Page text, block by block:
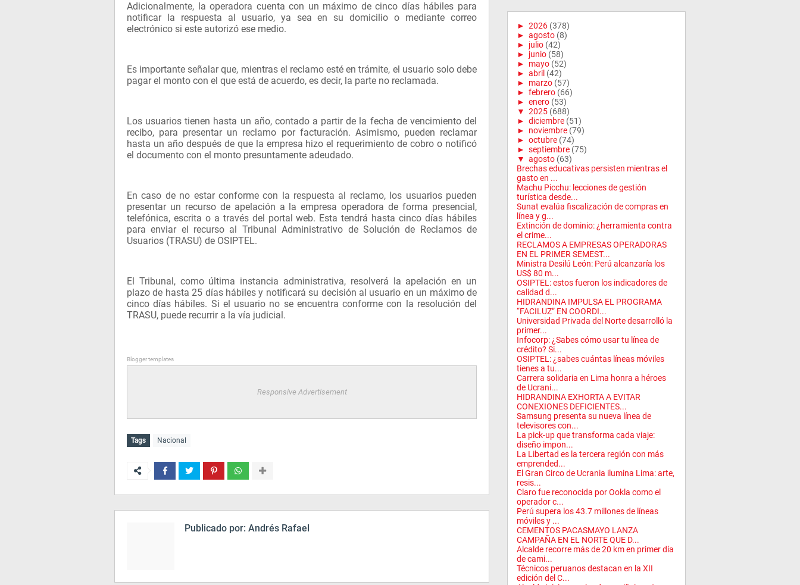
Adicionalmente, la operadora cuenta con un máximo de cinco días hábiles para
notificar la respuesta al usuario, ya sea en su domicilio o mediante correo
electrónico si este autorizó ese medio.
Es importante señalar que, mientras el reclamo esté en trámite, el usuario solo debe
pagar el monto con el que está de acuerdo, es decir, la parte no reclamada.
Los usuarios tienen hasta un año, contado a partir de la fecha de vencimiento del
recibo, para presentar un reclamo por facturación. Asimismo, pueden reclamar
hasta un año después de que la empresa hizo el requerimiento de cobro o notificó
el documento con el monto presuntamente adeudado.
En caso de no estar conforme con la respuesta al reclamo, los usuarios pueden
presentar un recurso de apelación a la empresa operadora de forma presencial,
telefónica, escrita o a través del portal web. Esta tendrá hasta cinco días hábiles
para enviar el recurso al Tribunal Administrativo de Solución de Reclamos de
Usuarios (TRASU) de OSIPTEL.
El Tribunal, como última instancia administrativa, resolverá la apelación en un
plazo de hasta 25 días hábiles y notificará su decisión al usuario en un máximo de
cinco días hábiles. Si el usuario no se encuentra conforme con la resolución del
TRASU, puede recurrir a la vía judicial.
Blogger templates
Responsive Advertisement
Tags Nacional
Publicado por: Andrés Rafael
► 2026 (378)
► agosto (8)
► julio (42)
► junio (58)
► mayo (52)
► abril (42)
► marzo (57)
► febrero (66)
► enero (53)
▼ 2025 (688)
► diciembre (51)
► noviembre (79)
► octubre (74)
► septiembre (75)
▼ agosto (63)
Brechas educativas persisten mientras el
gasto en ...
Machu Picchu: lecciones de gestión
turística desde...
Sunat evalúa fiscalización de compras en
línea y g...
Extinción de dominio: ¿herramienta contra
el crime...
RECLAMOS A EMPRESAS OPERADORAS
EN EL PRIMER SEMEST...
Ministra Desilú León: Perú alcanzaría los
US$ 80 m...
OSIPTEL: estos fueron los indicadores de
calidad d...
HIDRANDINA IMPULSA EL PROGRAMA
“FACILUZ” EN COORDI...
Universidad Privada del Norte desarrolló la
primer...
Infocorp: ¿Sabes cómo usar tu línea de
crédito? Si...
OSIPTEL: ¿sabes cuántas líneas móviles
tienes a tu...
Carrera solidaria en Lima honra a héroes
de Ucrani...
HIDRANDINA EXHORTA A EVITAR
CONEXIONES DEFICIENTES...
Samsung presenta su nueva línea de
televisores con...
La pick-up que transforma cada viaje:
diseño impon...
La Libertad es la tercera región con más
emprended...
El Gran Circo de Ucrania ilumina Lima: arte,
resis...
Claro fue reconocida por Ookla como el
operador c...
Perú supera los 43.7 millones de líneas
móviles y ...
CEMENTOS PACASMAYO LANZA
CAMPAÑA EN EL NORTE QUE D...
Alcalde recorre más de 20 km en primer día
de cami...
Técnicos peruanos destacan en la XII
edición del C...